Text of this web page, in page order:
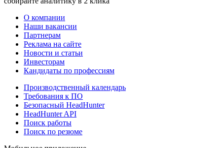
О компании
Наши вакансии
Партнерам
Реклама на сайте
Новости и статьи
Инвесторам
Кандидаты по профессиям
Производственный календарь
Требования к ПО
Безопасный HeadHunter
HeadHunter API
Поиск работы
Поиск по резюме